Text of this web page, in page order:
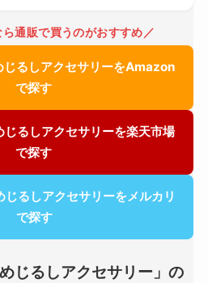
通販で買うのがおすすめ／
るしアクセサリーをAmazon
で探す
るしアクセサリーを楽天市場
で探す
るしアクセサリーをメルカリ
で探す
じるしアクセサリー」の